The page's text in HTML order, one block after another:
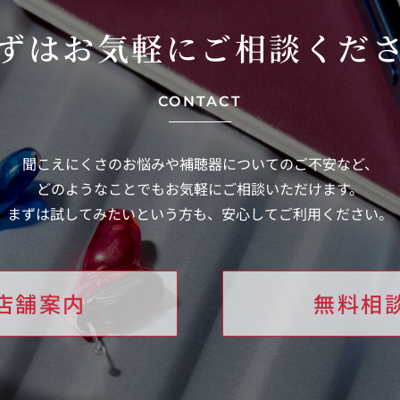
はお気軽に ご相談くだ
CONTACT
聞こえにくさのお悩みや補聴器についてのご不安など、
どのようなことでもお気軽にご相談いただけます。
まずは試してみたいという方も、安心してご利用ください。
舗案内 無料相